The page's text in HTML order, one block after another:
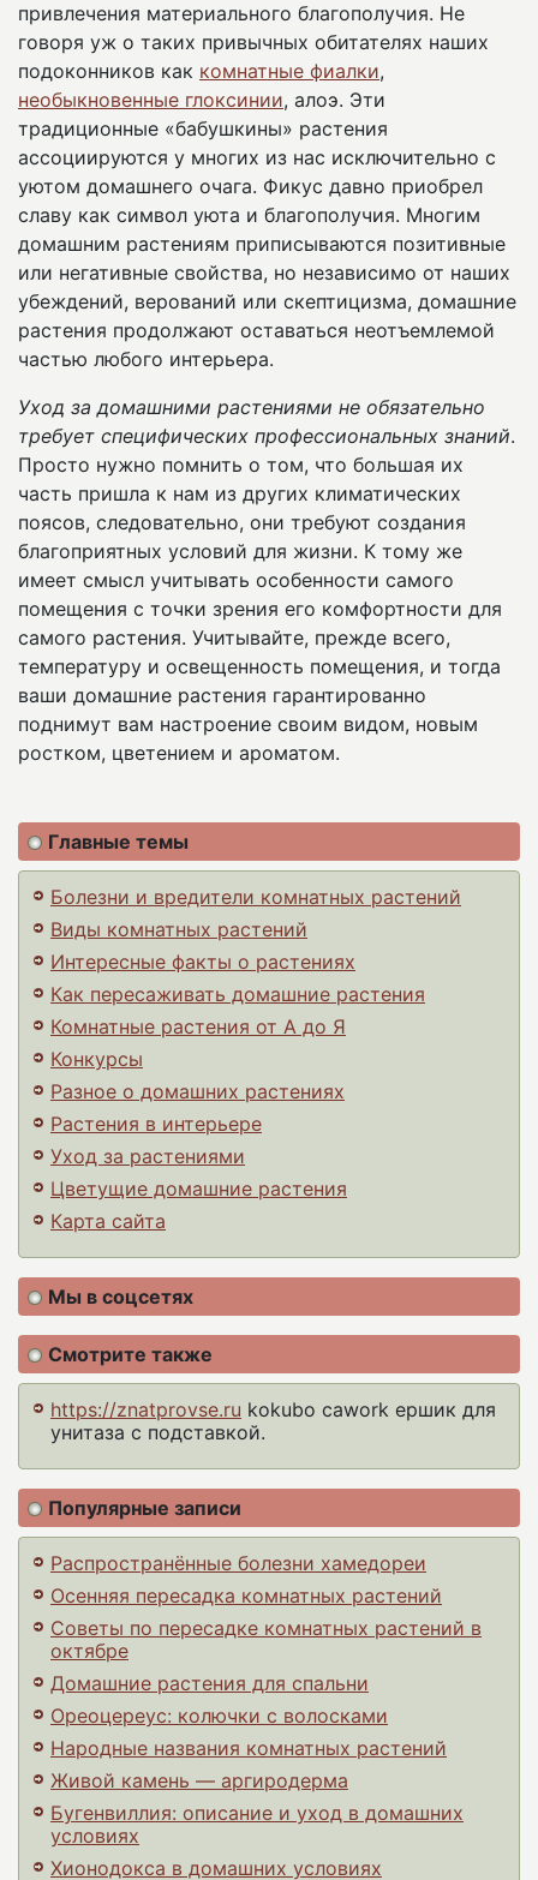
привлечения материального благополучия. Не
говоря уж о таких привычных обитателях наших
подоконников как комнатные фиалки,
необыкновенные глоксинии, алоэ. Эти
традиционные «бабушкины» растения
ассоциируются у многих из нас исключительно с
уютом домашнего очага. Фикус давно приобрел
славу как символ уюта и благополучия. Многим
домашним растениям приписываются позитивные
или негативные свойства, но независимо от наших
убеждений, верований или скептицизма, домашние
растения продолжают оставаться неотъемлемой
частью любого интерьера.
Уход за домашними растениями не обязательно
требует специфических профессиональных знаний.
Просто нужно помнить о том, что большая их
часть пришла к нам из других климатических
поясов, следовательно, они требуют создания
благоприятных условий для жизни. К тому же
имеет смысл учитывать особенности самого
помещения с точки зрения его комфортности для
самого растения. Учитывайте, прежде всего,
температуру и освещенность помещения, и тогда
ваши домашние растения гарантированно
поднимут вам настроение своим видом, новым
ростком, цветением и ароматом.
Главные темы
Болезни и вредители комнатных растений
Виды комнатных растений
Интересные факты о растениях
Как пересаживать домашние растения
Комнатные растения от А до Я
Конкурсы
Разное о домашних растениях
Растения в интерьере
Уход за растениями
Цветущие домашние растения
Карта сайта
Мы в соцсетях
Смотрите также
https://znatprovse.ru kokubo cawork ершик для
унитаза с подставкой.
Популярные записи
Распространённые болезни хамедореи
Осенняя пересадка комнатных растений
Советы по пересадке комнатных растений в
октябре
Домашние растения для спальни
Ореоцереус: колючки с волосками
Народные названия комнатных растений
Живой камень — аргиродерма
Бугенвиллия: описание и уход в домашних
условиях
Хионодокса в домашних условиях